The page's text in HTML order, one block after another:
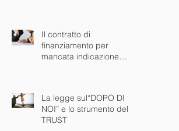
Il contratto di
finanziamento per
mancata indicazione
La legge sul“DOPO DI
NOI” e lo strumento del
TRUST